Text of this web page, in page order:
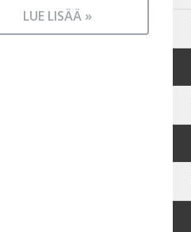
LUE LISÄÄ »